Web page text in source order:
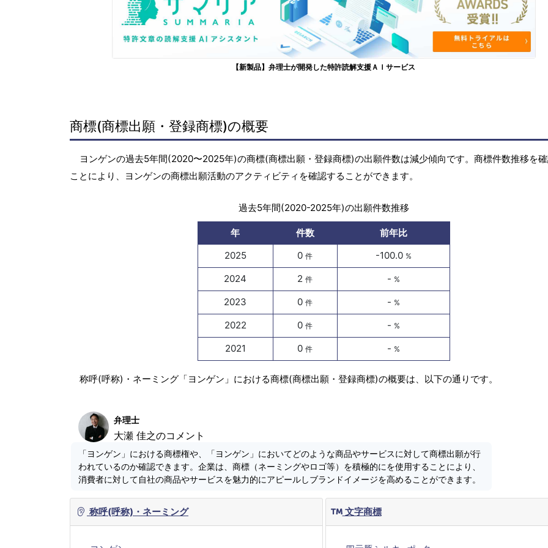
【新製品】弁理士が開発した特許読解支援ＡＩサービス
商標(商標出願・登録商標)の概要
ヨンゲンの過去5年間(2020〜2025年)の商標(商標出願・登録商標)の出願件数は減少傾向です。商標件数推移を
ことにより、ヨンゲンの商標出願活動のアクティビティを確認することができます。
過去5年間(2020-2025年)の出願件数推移
年 件数
前年比
2025
0件 -100.0 %
2024 2件 - %
2023 0件 - %
2022 0件 - %
2021 0件 - %
称呼(呼称)・ネーミング「ヨンゲン」における商標(商標出願・登録商標)の概要は、以下の通りです。
弁理士
大瀬 佳之のコメント
「ヨンゲン」における商標権や、「ヨンゲン」においてどのような商品やサービスに対して商標出願が行
われているのか確認できます。企業は、商標（ネーミングやロゴ等）を積極的にを使用することにより、
消費者に対して自社の商品やサービスを魅力的にアピールしブランドイメージを高めることができます。
称呼(呼称)・ネーミング 文字商標